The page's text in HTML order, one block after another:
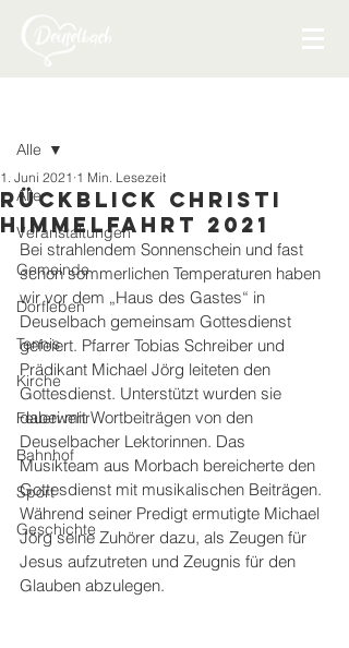
Alle
Veranstaltungen
Gemeinde
Dorfleben
Tennis
Kirche
Feuerwehr
Bahnhof
Sport
Geschichte
Alle
Rückblick Christi
Himmelfahrt 2021
1. Juni 2021 1 Min. Lesezeit
Bei strahlendem Sonnenschein und fast
schon sommerlichen Temperaturen haben
wir vor dem „Haus des Gastes“ in
Deuselbach gemeinsam Gottesdienst
gefeiert. Pfarrer Tobias Schreiber und
Prädikant Michael Jörg leiteten den
Gottesdienst. Unterstützt wurden sie
dabei mit Wortbeiträgen von den
Deuselbacher Lektorinnen. Das
Musikteam aus Morbach bereicherte den
Gottesdienst mit musikalischen Beiträgen.
Während seiner Predigt ermutigte Michael
Jörg seine Zuhörer dazu, als Zeugen für
Jesus aufzutreten und Zeugnis für den
Glauben abzulegen.